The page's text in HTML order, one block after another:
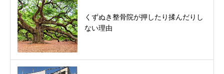
くずぬき整骨院が押したり揉んだりし
ない理由